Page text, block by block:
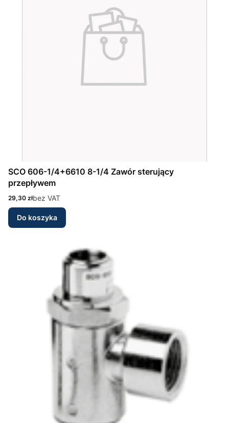
SCO 606-1/4+6610 8-1/4 Zawór sterujący
przepływem
Cena
29,30 złbez VAT
Do koszyka